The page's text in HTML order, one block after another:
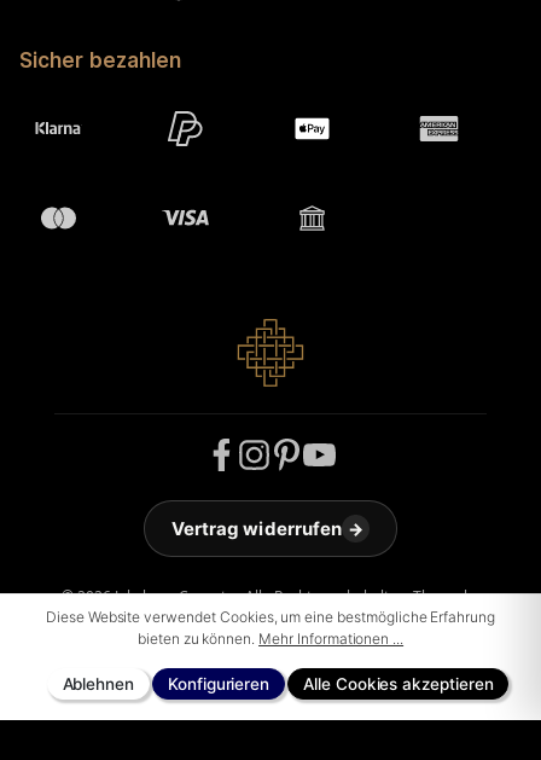
Sicher bezahlen
© 2026 Jakobson Carpets - Alle Rechte vorbehalten. Theme by
ThemeWare®
Vertrag widerrufen →
Diese Website verwendet Cookies, um eine bestmögliche Erfahrung
bieten zu können. Mehr Informationen ...
Ablehnen Konfigurieren Alle Cookies akzeptieren